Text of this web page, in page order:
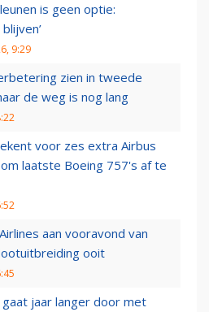
is geen optie:
9:29
zien in tweede
de weg is nog lang
voor zes extra Airbus
laatste Boeing 757's af te
aan vooravond van
ooit
gaat jaar langer door met